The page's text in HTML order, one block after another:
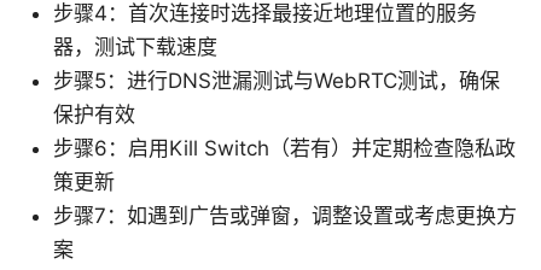
步骤4：首次连接时选择最接近地理位置的服务
器，测试下载速度
步骤5：进行DNS泄漏测试与WebRTC测试，确保
保护有效
步骤6：启用Kill Switch（若有）并定期检查隐私政
策更新
步骤7：如遇到广告或弹窗，调整设置或考虑更换方
案